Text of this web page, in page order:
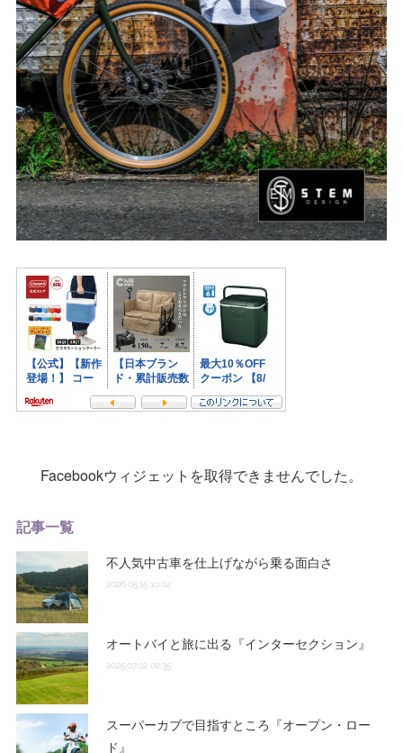
Facebookウィジェットを取得できませんでした。
記事一覧
不人気中古車を仕上げながら乗る面白さ
2026.05.15 10:02
オートバイと旅に出る『インターセクション』
2025.07.02 02:35
スーパーカブで目指すところ『オープン・ロー
ド』